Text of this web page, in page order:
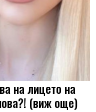
на лицето на
(виж още)